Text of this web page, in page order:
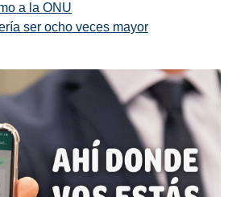
a la ONU
ser ocho veces mayor